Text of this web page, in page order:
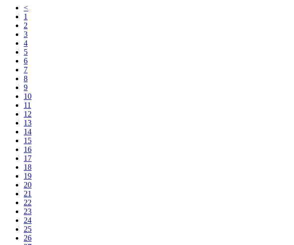
<
1
2
3
4
5
6
7
8
9
10
11
12
13
14
15
16
17
18
19
20
21
22
23
24
25
26